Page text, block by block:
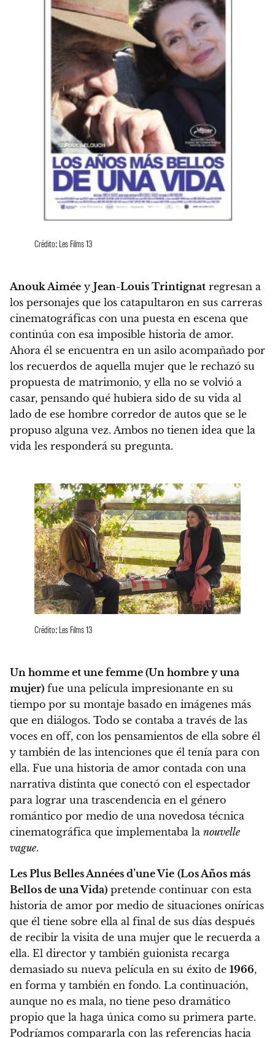
Crédito: Les Films 13
Anouk Aimée y Jean-Louis Trintignat regresan a
los personajes que los catapultaron en sus carreras
cinematográficas con una puesta en escena que
continúa con esa imposible historia de amor.
Ahora él se encuentra en un asilo acompañado por
los recuerdos de aquella mujer que le rechazó su
propuesta de matrimonio, y ella no se volvió a
casar, pensando qué hubiera sido de su vida al
lado de ese hombre corredor de autos que se le
propuso alguna vez. Ambos no tienen idea que la
vida les responderá su pregunta.
Crédito: Les Films 13
Un homme et une femme (Un hombre y una
mujer) fue una película impresionante en su
tiempo por su montaje basado en imágenes más
que en diálogos. Todo se contaba a través de las
voces en off, con los pensamientos de ella sobre él
y también de las intenciones que él tenía para con
ella. Fue una historia de amor contada con una
narrativa distinta que conectó con el espectador
para lograr una trascendencia en el género
romántico por medio de una novedosa técnica
cinematográfica que implementaba la nouvelle
vague.
Les Plus Belles Années d’une Vie (Los Años más
Bellos de una Vida) pretende continuar con esta
historia de amor por medio de situaciones oníricas
que él tiene sobre ella al final de sus días después
de recibir la visita de una mujer que le recuerda a
ella. El director y también guionista recarga
demasiado su nueva película en su éxito de 1966,
en forma y también en fondo. La continuación,
aunque no es mala, no tiene peso dramático
propio que la haga única como su primera parte.
Podríamos compararla con las referencias hacia